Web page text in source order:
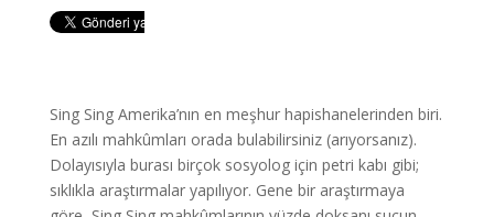
Sing Sing Amerika’nın en meşhur hapishanelerinden biri.
En azılı mahkûmları orada bulabilirsiniz (arıyorsanız).
Dolayısıyla burası birçok sosyolog için petri kabı gibi;
sıklıkla araştırmalar yapılıyor. Gene bir araştırmaya